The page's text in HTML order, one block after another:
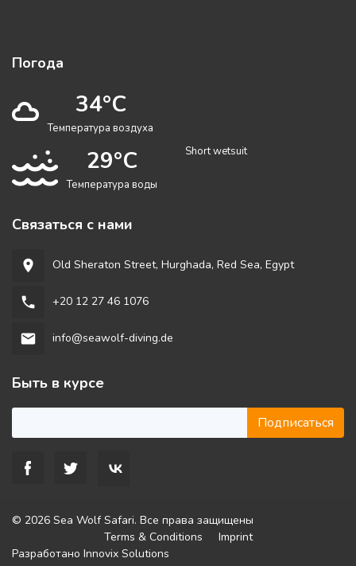
Погода
34°C
Температура воздуха
29°C
Температура воды
Short wetsuit
Связаться с нами
room Old Sheraton Street, Hurghada, Red Sea, Egypt
phone +20 12 27 46 1076
email info@seawolf-diving.de
Быть в курсе
Подписаться
© 2026 Sea Wolf Safari. Все права защищены
Terms & Conditions
Imprint
Разработано Innovix Solutions